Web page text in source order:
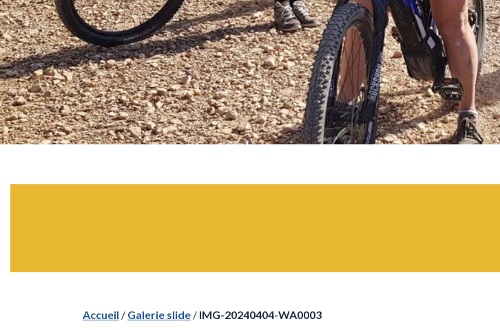
Accueil / Galerie slide / IMG-20240404-WA0003